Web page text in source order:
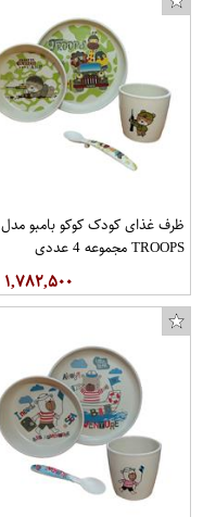
ظرف غذای کودک کوکو بامبو مدل
TROOPS مجموعه 4 عددی
۱,۷۸۲,۵۰۰